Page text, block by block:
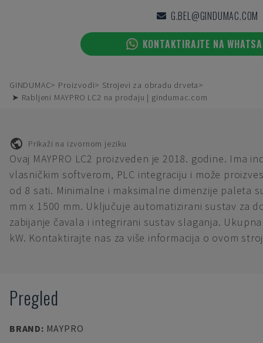
G.BEL@GINDUMAC.COM
KONTAKTIRAJTE NA
GINDUMAC Proizvodi
Strojevi za obradu drveta
➤ Rabljeni MAYPRO LC2 na prodaju | gindumac.com
Prikaži na izvornom jeziku
Ovaj MAYPRO LC2 proizveden je 2018. godine. Ima
vlasničkim softverom, PLC integraciju i može
od 8 sati. Minimalne i maksimalne dimenzije paleta
mm x 1500 mm. Uključuje automatizirani sustav za
zabijanje čavala i integrirani sustav slaganja.
kW. Kontaktirajte nas za više informacija o ovom
Pregled
BRAND: MAYPRO